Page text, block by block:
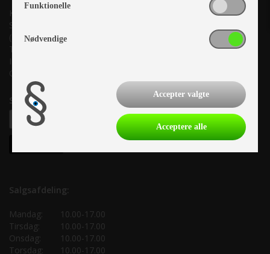
Kronjyllands Camping Center A/S
Suderholmen 10, 8960 Randers SØ
(Lige ud til Grenåvej)
Tlf. +45 87 10 98 70
Info@as-kcc.dk
CVR: 33 38 77 33
Samtykke til nyhedsbrev
Salgsafdeling:
Mandag:
10.00-17.00
Tirsdag:
10.00-17.00
Onsdag:
10.00-17.00
Torsdag:
10.00-17.00
Funktionelle
Nødvendige
Accepter valgte
Acceptere alle